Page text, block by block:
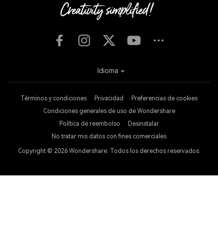
Términos y condiciones Privacidad
Preferencias de cookies
Condiciones generales de uso de Wondershare
Política de reembolso
Desinstalar
No tratar mis datos con fines comerciales
Copyright © 2026 Wondershare. Todos los derechos reservados.
Idioma